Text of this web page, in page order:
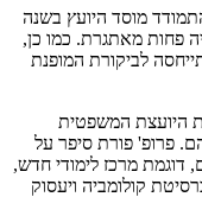
מוסד היועץ בשנה
פחות מאתגרת. כמו כן,
לביקורת המופנת
היועצת המשפטית
פרופ' פורת סיפר על
דוגמת מרכז לימודי חדש,
קולומביה ויעסוק